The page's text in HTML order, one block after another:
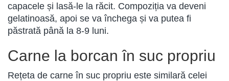
capacele și lasă-le la răcit. Compoziția va deveni
gelatinoasă, apoi se va închega și va putea fi
păstrată până la 8-9 luni.
Carne la borcan în suc propriu
Rețeta de carne în suc propriu este similară celei